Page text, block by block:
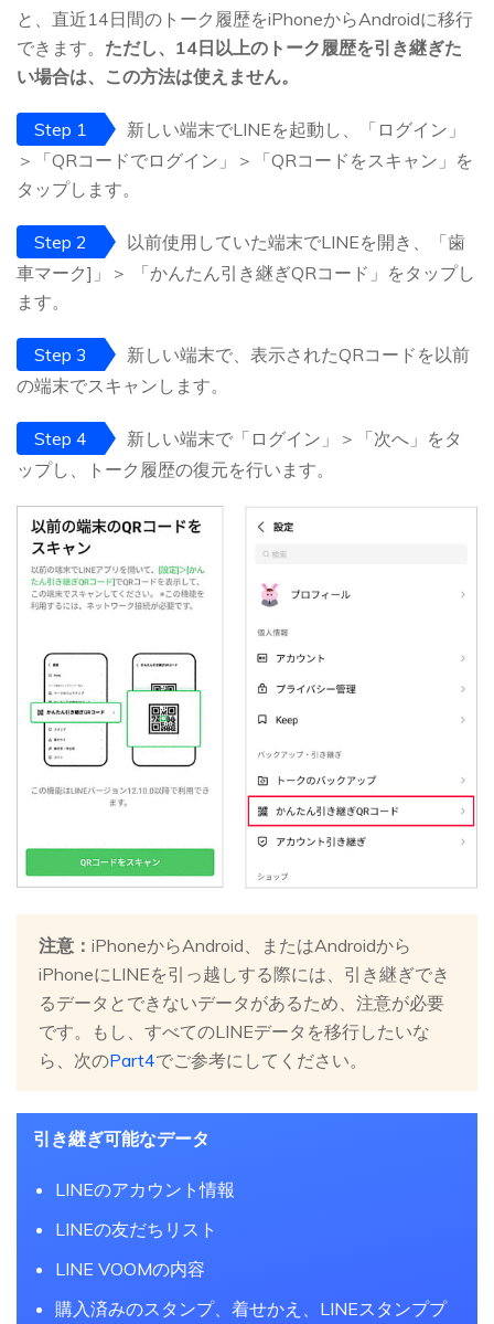
と、直近14日間のトーク履歴をiPhoneからAndroidに移行
できます。 ただし、14日以上のトーク履歴を引き継ぎた
い場合は、この方法は使えません。
Step 1
新しい端末でLINEを起動し、「ログイン」
＞「QRコードでログイン」＞「QRコードをスキャン」を
タップします。
Step 2
以前使用していた端末でLINEを開き、「歯
車マーク]」＞ 「かんたん引き継ぎQRコード」をタップし
ます。
Step 3
新しい端末で、表示されたQRコードを以前
の端末でスキャンします。
Step 4
新しい端末で「ログイン」＞「次へ」をタ
ップし、トーク履歴の復元を行います。
注意： iPhoneからAndroid、またはAndroidから
iPhoneにLINEを引っ越しする際には、引き継ぎでき
るデータとできないデータがあるため、注意が必要
です。もし、すべてのLINEデータを移行したいな
ら、次のPart4でご参考にしてください。
引き継ぎ可能なデータ
LINEのアカウント情報
LINEの友だちリスト
LINE VOOMの内容
購入済みのスタンプ、着せかえ、LINEスタンププ